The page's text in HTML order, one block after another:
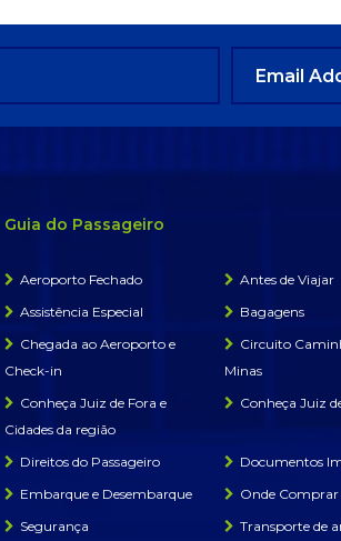
Guia do Passageiro
Aeroporto Fechado
Antes de Viajar
Assistência Especial
Bagagens
Chegada ao Aeroporto e
Check-in
Circuito
Minas
Conheça Juiz de Fora e
Cidades da região
Conheça Juiz
Direitos do Passageiro
Documentos
Embarque e Desembarque
Onde Comprar
Segurança
Transporte de